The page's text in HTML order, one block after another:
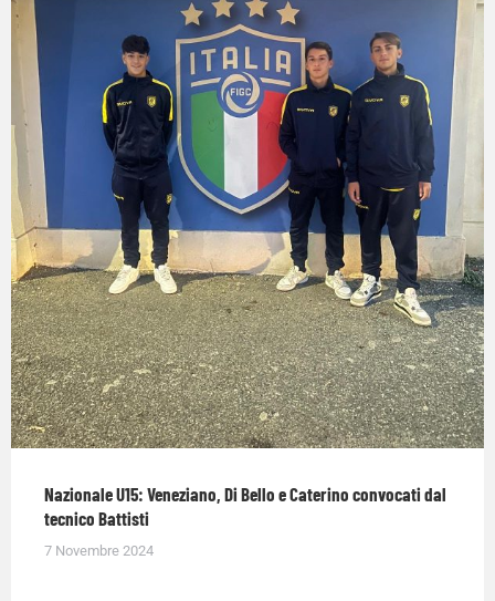
Nazionale U15: Veneziano, Di Bello e Caterino convocati dal
tecnico Battisti
7 Novembre 2024